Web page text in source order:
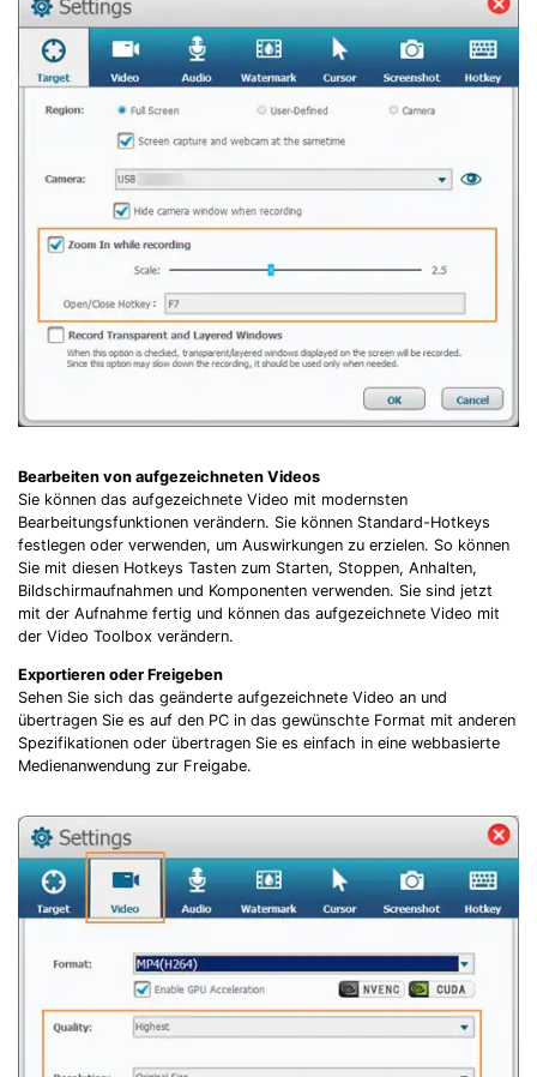
Bearbeiten von aufgezeichneten Videos
Sie können das aufgezeichnete Video mit modernsten
Bearbeitungsfunktionen verändern. Sie können Standard-Hotkeys
festlegen oder verwenden, um Auswirkungen zu erzielen. So können
Sie mit diesen Hotkeys Tasten zum Starten, Stoppen, Anhalten,
Bildschirmaufnahmen und Komponenten verwenden. Sie sind jetzt
mit der Aufnahme fertig und können das aufgezeichnete Video mit
der Video Toolbox verändern.
Exportieren oder Freigeben
Sehen Sie sich das geänderte aufgezeichnete Video an und
übertragen Sie es auf den PC in das gewünschte Format mit anderen
Spezifikationen oder übertragen Sie es einfach in eine webbasierte
Medienanwendung zur Freigabe.